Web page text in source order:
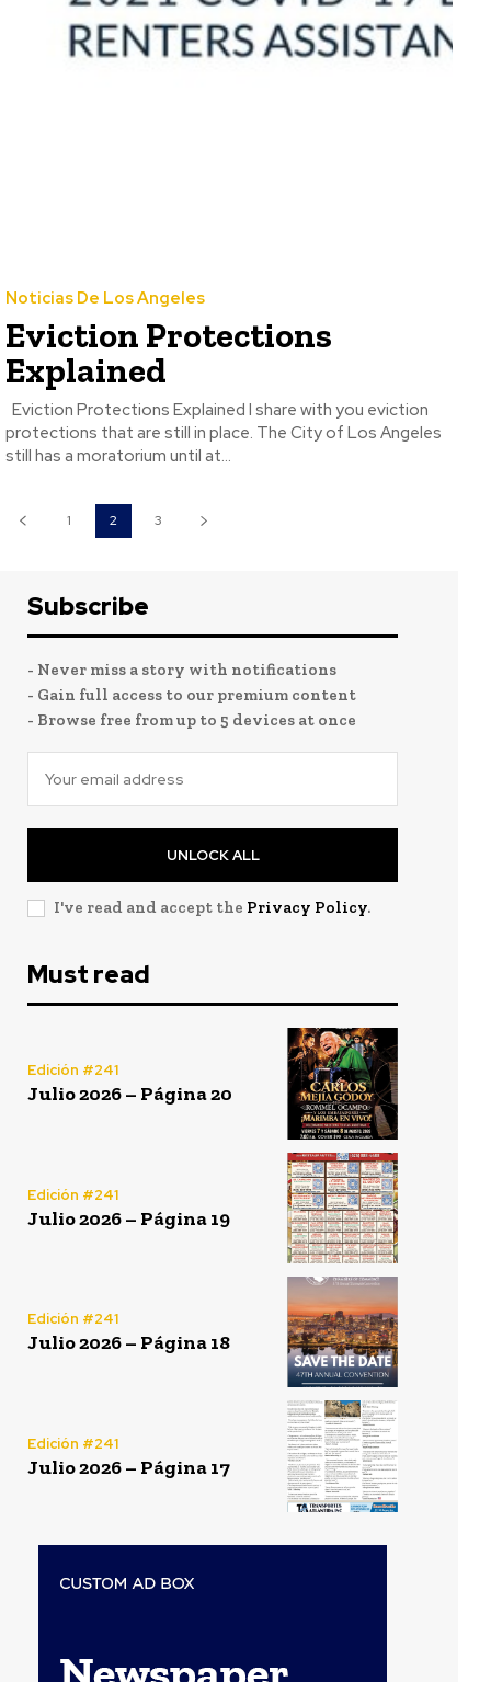
Noticias De Los Angeles
Eviction Protections
Explained
Eviction Protections Explained I share with you eviction
protections that are still in place. The City of Los Angeles
still has a moratorium until at...
1 2 3
Subscribe
- Never miss a story with notifications
- Gain full access to our premium content
- Browse free from up to 5 devices at once
UNLOCK ALL
I've read and accept the Privacy Policy.
Must read
Edición #241
Julio 2026 – Página 20
Edición #241
Julio 2026 – Página 19
Edición #241
Julio 2026 – Página 18
Edición #241
Julio 2026 – Página 17